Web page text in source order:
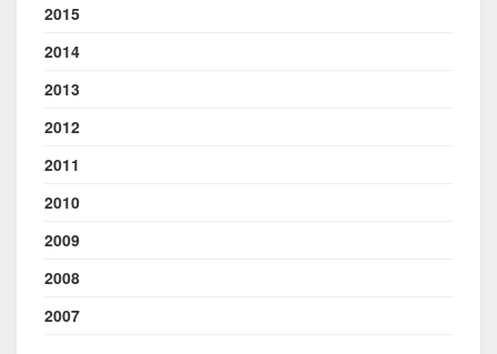
2015
2014
2013
2012
2011
2010
2009
2008
2007